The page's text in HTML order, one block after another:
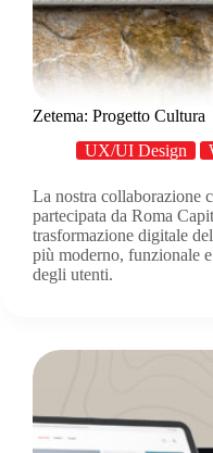
Zetema: Progetto Cultura
UX/UI Design
La nostra collaborazione
partecipata da Roma
trasformazione digitale
più moderno, funzionale
degli utenti.